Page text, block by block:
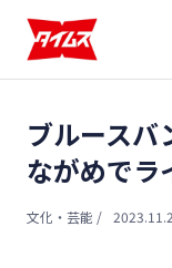
ブルース
ながめで
文化・芸能 /